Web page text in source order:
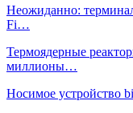
Неожиданно:
Fi…
Термоядерные
миллионы…
Носимое устройство